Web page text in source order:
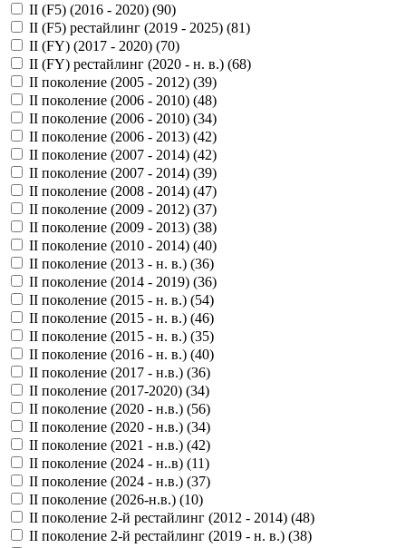
II (F5) (2016 - 2020) (90)
II (F5) рестайлинг (2019 - 2025) (81)
II (FY) (2017 - 2020) (70)
II (FY) рестайлинг (2020 - н. в.) (68)
II поколение (2005 - 2012) (39)
II поколение (2006 - 2010) (48)
II поколение (2006 - 2010) (34)
II поколение (2006 - 2013) (42)
II поколение (2007 - 2014) (42)
II поколение (2007 - 2014) (39)
II поколение (2008 - 2014) (47)
II поколение (2009 - 2012) (37)
II поколение (2009 - 2013) (38)
II поколение (2010 - 2014) (40)
II поколение (2013 - н. в.) (36)
II поколение (2014 - 2019) (36)
II поколение (2015 - н. в.) (54)
II поколение (2015 - н. в.) (46)
II поколение (2015 - н. в.) (35)
II поколение (2016 - н. в.) (40)
II поколение (2017 - н.в.) (36)
II поколение (2017-2020) (34)
II поколение (2020 - н.в.) (56)
II поколение (2020 - н.в.) (34)
II поколение (2021 - н.в.) (42)
II поколение (2024 - н..в) (11)
II поколение (2024 - н.в.) (37)
II поколение (2026-н.в.) (10)
II поколение 2-й рестайлинг (2012 - 2014) (48)
II поколение 2-й рестайлинг (2019 - н. в.) (38)